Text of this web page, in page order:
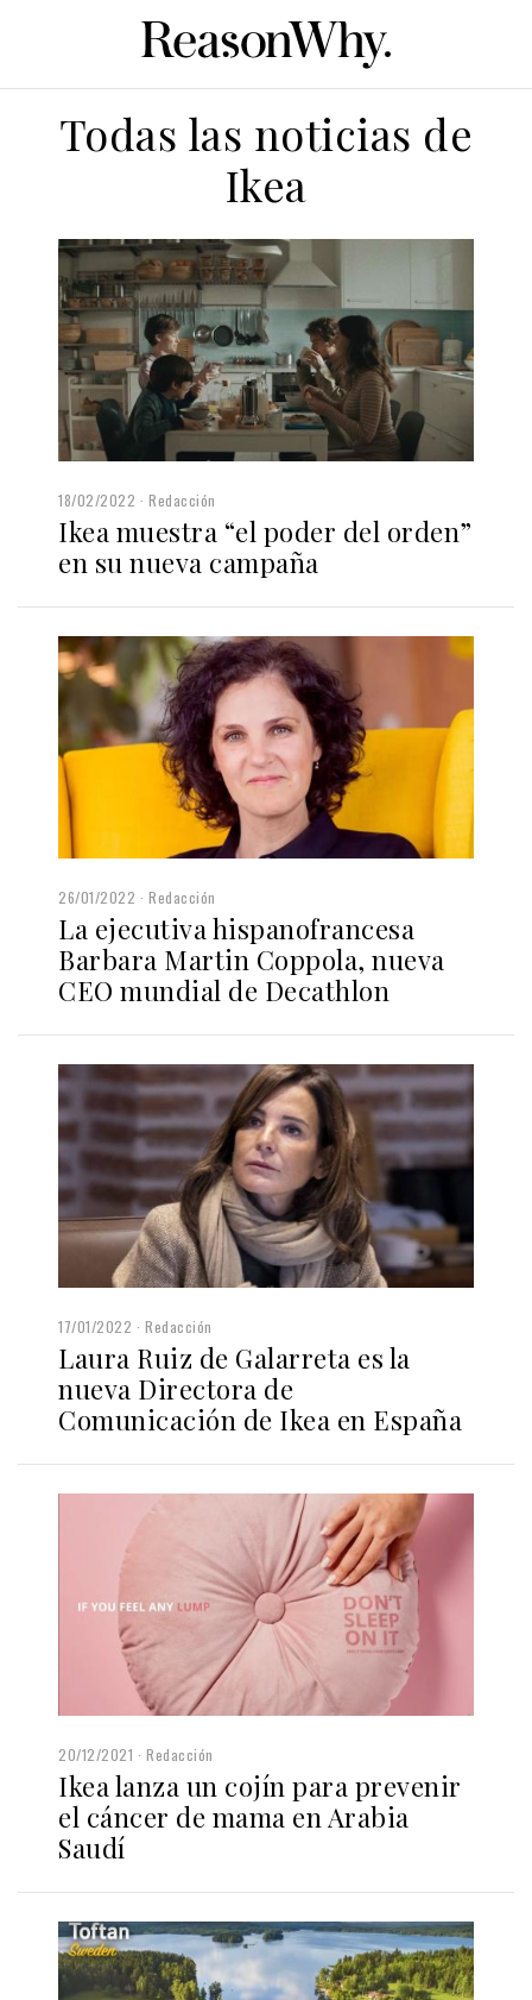
Todas las noticias de
Ikea
18/02/2022 Redacción
Ikea muestra “el poder del orden”
en su nueva campaña
26/01/2022 Redacción
La ejecutiva hispanofrancesa
Barbara Martin Coppola, nueva
CEO mundial de Decathlon
17/01/2022 Redacción
Laura Ruiz de Galarreta es la
nueva Directora de
Comunicación de Ikea en España
20/12/2021 Redacción
Ikea lanza un cojín para prevenir
el cáncer de mama en Arabia
Saudí